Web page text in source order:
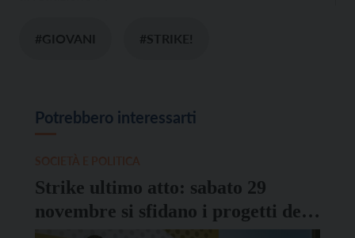
#GIOVANI #STRIKE!
Potrebbero interessarti
Strike ultimo atto: sabato 29
novembre si sfidano i progetti dei